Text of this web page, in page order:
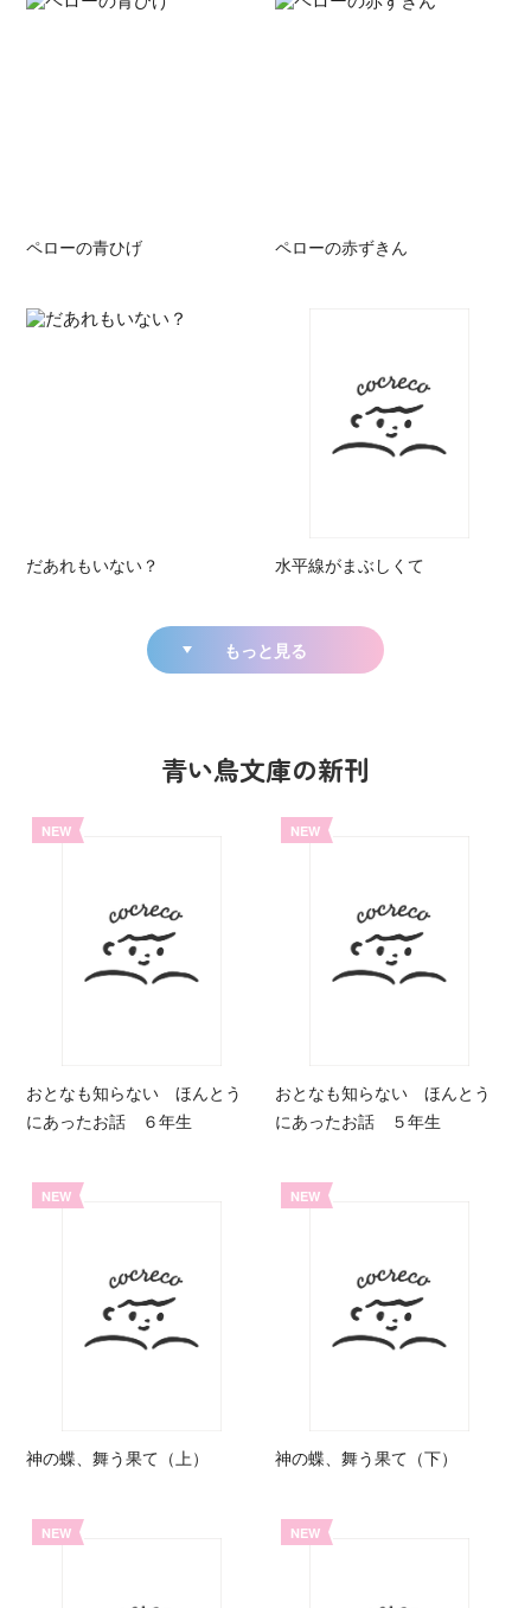
ペローの青ひげ ペローの赤ずきん
だあれもいない？ 水平線がまぶしくて
もっと見る
青い鳥文庫の新刊
NEW
おとなも知らない ほんとう
にあったお話 ６年生
NEW
おとなも知らない ほんとう
にあったお話 ５年生
NEW
神の蝶、舞う果て（上）
NEW
神の蝶、舞う果て（下）
NEW NEW